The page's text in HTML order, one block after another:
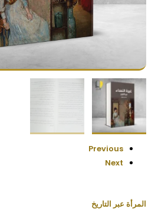
Previous
Next
المرأة عبر التاريخ